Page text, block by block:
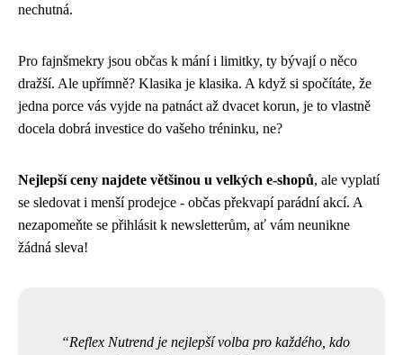
nechutná.
Pro fajnšmekry jsou občas k mání i limitky, ty bývají o něco
dražší. Ale upřímně? Klasika je klasika. A když si spočítáte, že
jedna porce vás vyjde na patnáct až dvacet korun, je to vlastně
docela dobrá investice do vašeho tréninku, ne?
Nejlepší ceny najdete většinou u velkých e-shopů, ale vyplatí
se sledovat i menší prodejce - občas překvapí parádní akcí. A
nezapomeňte se přihlásit k newsletterům, ať vám neunikne
žádná sleva!
Reflex Nutrend je nejlepší volba pro každého, kdo